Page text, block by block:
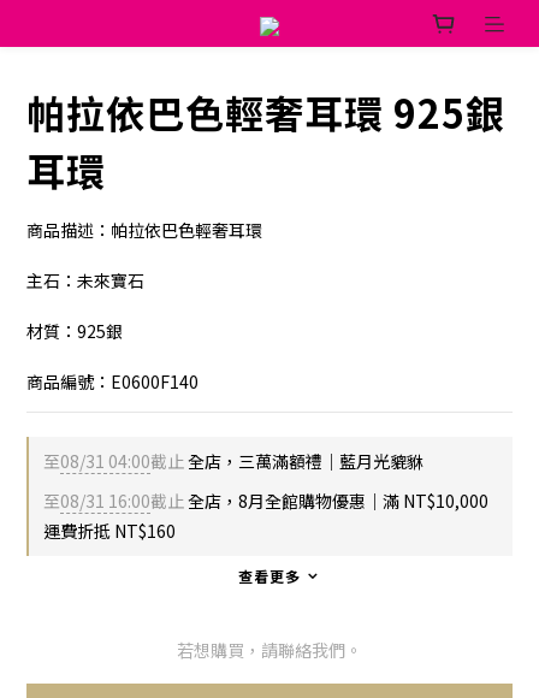
帕拉依巴色輕奢耳環 925銀
耳環
商品描述：帕拉依巴色輕奢耳環
主石：未來寶石
材質：925銀
商品編號：E0600F140
至08/31 04:00截止全店，三萬滿額禮｜藍月光貔貅
至08/31 16:00截止全店，8月全館購物優惠｜滿 NT$10,000
運費折抵 NT$160
查看更多
若想購買，請聯絡我們。